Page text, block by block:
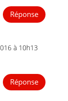
Réponse
à 10h13
Réponse